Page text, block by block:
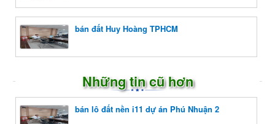
bán đất Huy Hoàng TPHCM
Những tin cũ hơn
bán lô đất nền i11 dự án Phú Nhuận 2